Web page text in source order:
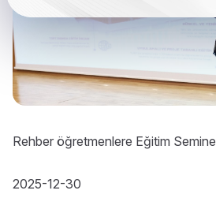
Rehber öğretmenlere Eğitim
2025-12-30